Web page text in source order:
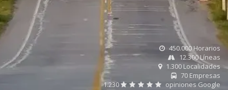
450.000 Horarios
12.300 Líneas
1.300 Localidades
70 Empresas
1.230
opiniones Google